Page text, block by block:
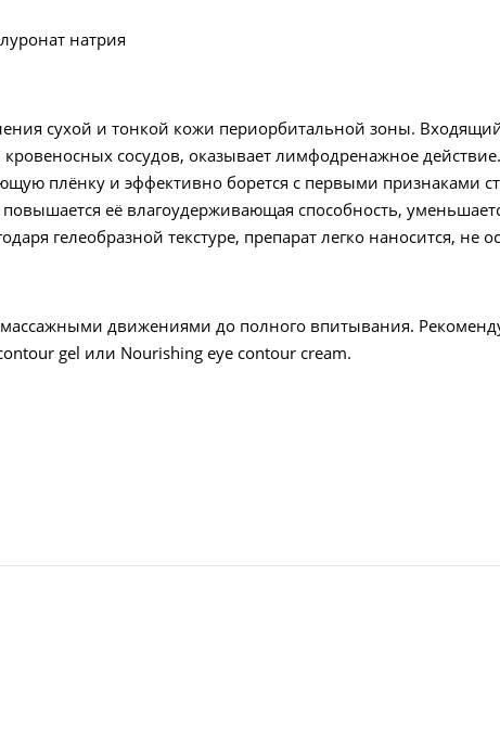
натрия
сухой и тонкой кожи периорбитальной зоны.
сосудов, оказывает лимфодренажное
плёнку и эффективно борется с первыми признаками
её влагоудерживающая способность,
гелеобразной текстуре, препарат легко наносится, не
движениями до полного впитывания.
gel или Nourishing eye contour cream.